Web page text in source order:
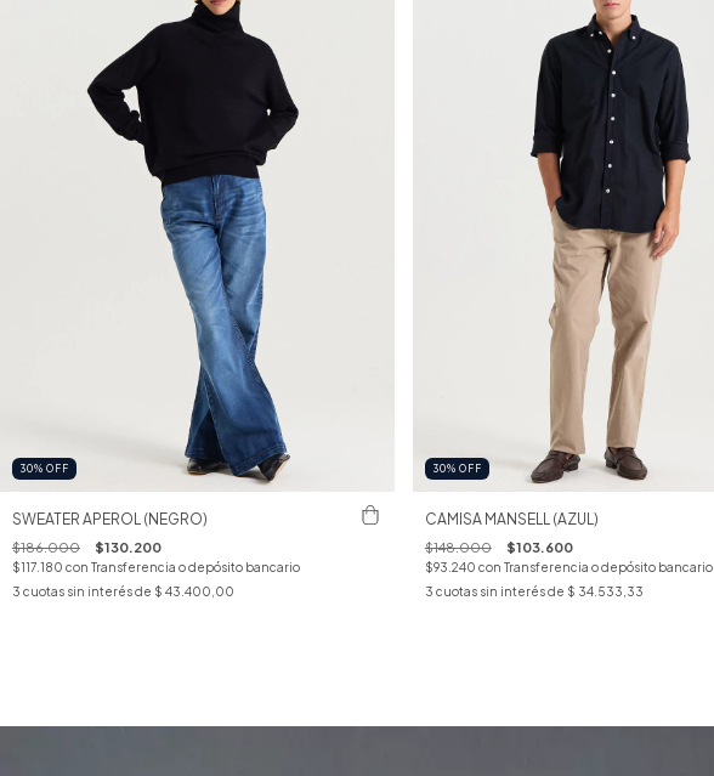
30% OFF
SWEATER APEROL (NEGRO)
$186.000 $130.200
$117.180 con Transferencia o depósito bancario
3 cuotas sin interés de $ 43.400,00
30% OFF
CAMISA MANSELL (AZUL)
$148.000 $103.600
$93.240 con Transferencia o depósito bancario
3 cuotas sin interés de $ 34.533,33